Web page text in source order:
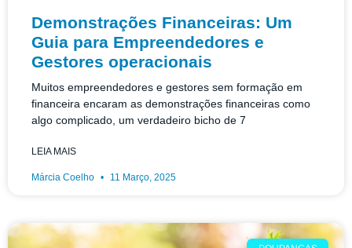
Demonstrações Financeiras: Um
Guia para Empreendedores e
Gestores operacionais
Muitos empreendedores e gestores sem formação em
financeira encaram as demonstrações financeiras como
algo complicado, um verdadeiro bicho de 7
LEIA MAIS
Márcia Coelho 11 Março, 2025